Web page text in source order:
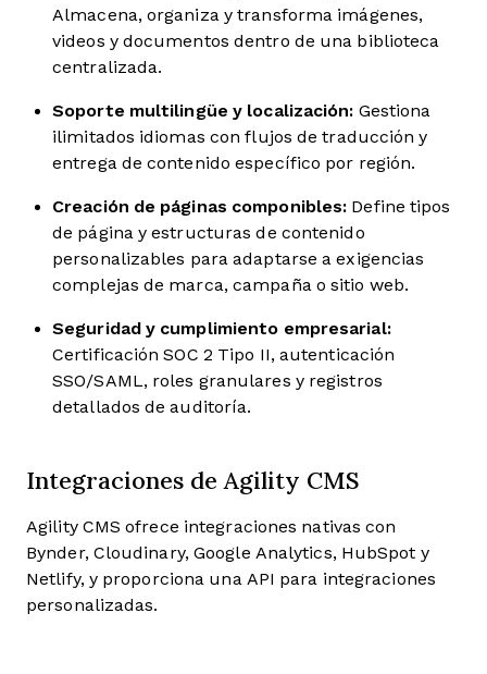
Almacena, organiza y transforma imágenes,
videos y documentos dentro de una biblioteca
centralizada.
Soporte multilingüe y localización: Gestiona
ilimitados idiomas con flujos de traducción y
entrega de contenido específico por región.
Creación de páginas componibles: Define tipos
de página y estructuras de contenido
personalizables para adaptarse a exigencias
complejas de marca, campaña o sitio web.
Seguridad y cumplimiento empresarial:
Certificación SOC 2 Tipo II, autenticación
SSO/SAML, roles granulares y registros
detallados de auditoría.
Integraciones de Agility CMS
Agility CMS ofrece integraciones nativas con
Bynder, Cloudinary, Google Analytics, HubSpot y
Netlify, y proporciona una API para integraciones
personalizadas.